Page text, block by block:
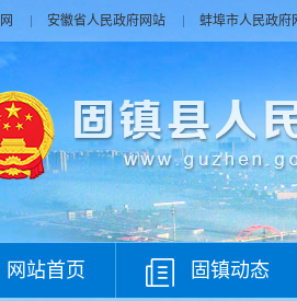
安徽省人民政府网站 蚌埠市人民政府
网站首页 固镇动态